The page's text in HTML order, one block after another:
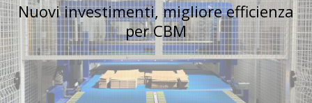
Nuovi investimenti, migliore efficienza
per CBM